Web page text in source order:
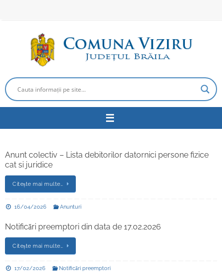
Anunt colectiv – Lista debitorilor datornici persone fizice
cat si juridice
Citește mai multe…
16/04/2026 Anunturi
Notificări preemptori din data de 17.02.2026
Citește mai multe…
17/02/2026 Notificări preemptori